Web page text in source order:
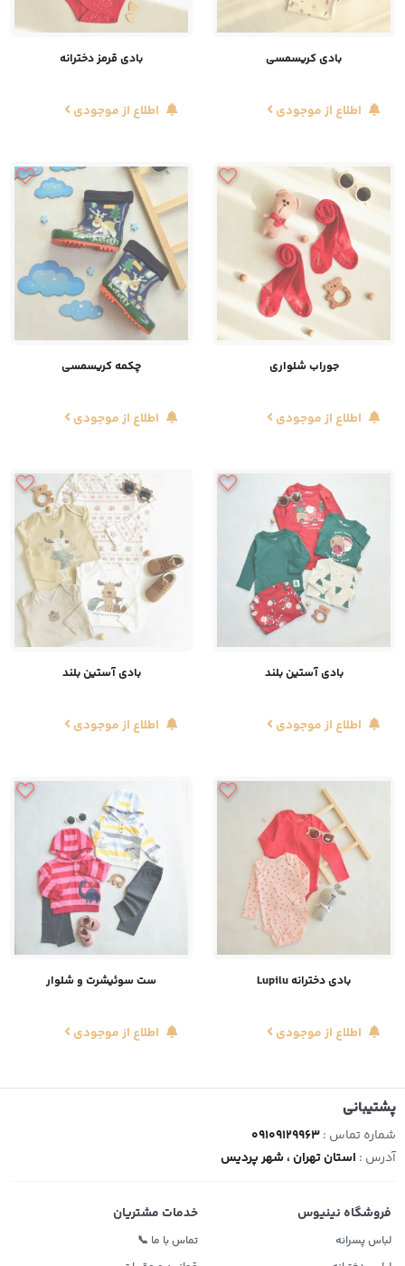
بادی کریسمسی
اطلاع از موجودی
بادی قرمز دخترانه
اطلاع از موجودی
جوراب شلواری
اطلاع از موجودی
چکمه کریسمسی
اطلاع از موجودی
بادی آستین بلند
اطلاع از موجودی
بادی آستین بلند
اطلاع از موجودی
بادی دخترانه Lupilu
اطلاع از موجودی
ست سوئیشرت و شلوار
اطلاع از موجودی
پشتیبانی
شماره تماس :09109129963
آدرس : استان تهران ، شهر پردیس
فروشگاه نینیوس
لباس پسرانه
خدمات مشتریان
تماس با ما 📞